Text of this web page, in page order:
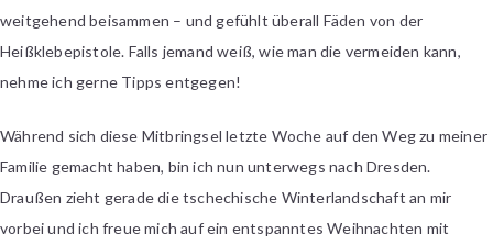
weitgehend beisammen – und gefühlt überall Fäden von der
Heißklebepistole. Falls jemand weiß, wie man die vermeiden kann,
nehme ich gerne Tipps entgegen!
Während sich diese Mitbringsel letzte Woche auf den Weg zu meiner
Familie gemacht haben, bin ich nun unterwegs nach Dresden.
Draußen zieht gerade die tschechische Winterlandschaft an mir
vorbei und ich freue mich auf ein entspanntes Weihnachten mit